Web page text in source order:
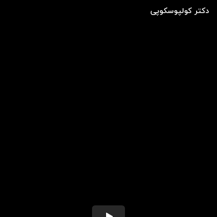
دکتر کولپوسکوپی